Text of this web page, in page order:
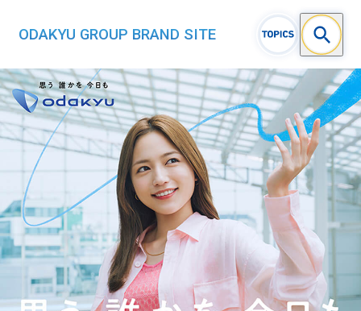
ODAKYU GROUP BRAND SITE